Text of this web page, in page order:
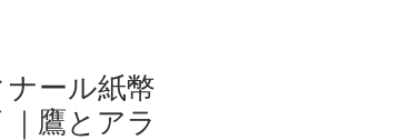
ナール紙幣
鷹とアラ